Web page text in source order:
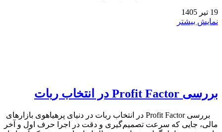
19 تیر 1405
نمایش بیشتر
بررسی Profit Factor در انتخاب ربات
بررسی Profit Factor در انتخاب ربات در دنیای پرهیاهوی بازارهای
مالی، جایی که سرعت تصمیم‌گیری و دقت در اجرا حرف اول و آخر